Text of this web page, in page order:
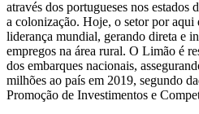
através dos portugueses nos estados
a colonização. Hoje, o setor por aqui
liderança mundial, gerando direta e
empregos na área rural. O Limão é
dos embarques nacionais,
milhões ao país em 2019, segundo
Promoção de Investimentos e